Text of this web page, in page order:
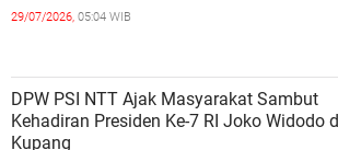
29/07/2026, 05:04 WIB
DPW PSI NTT Ajak Masyarakat Sambut
Kehadiran Presiden Ke-7 RI Joko Widodo
Kupang